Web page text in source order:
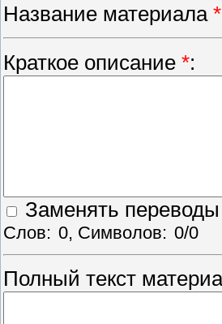
Название материала *
Краткое описание *:
Заменять
Слов: 0, Символов: 0/0
Полный текст